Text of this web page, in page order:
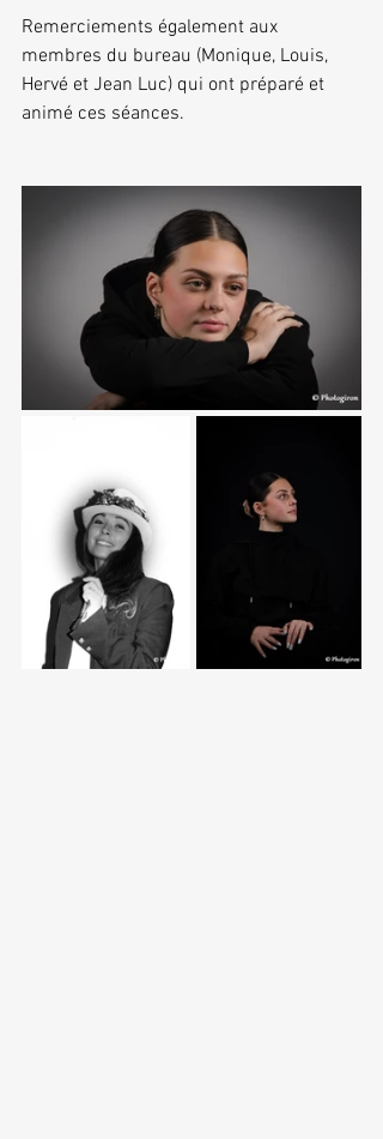
Remerciements également aux
membres du bureau (Monique, Louis,
Hervé et Jean Luc) qui ont préparé et
animé ces séances.